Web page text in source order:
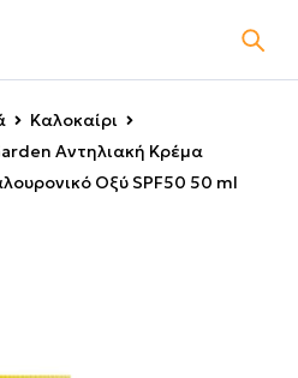
Καλοκαίρι
Αντηλιακή Κρέμα
Οξύ SPF50 50 ml